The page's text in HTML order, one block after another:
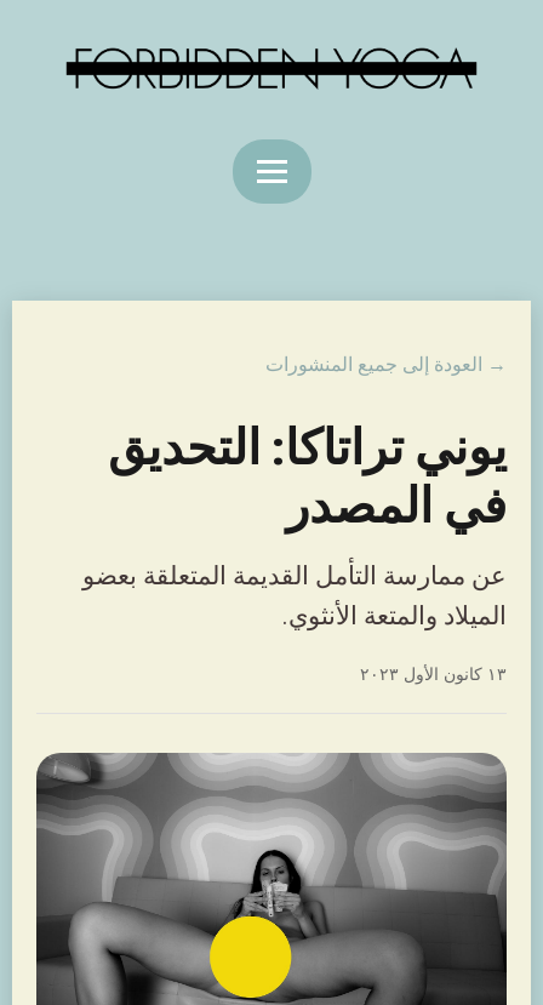
→ العودة إلى جميع المنشورات
يوني تراتاكا: التحديق
في المصدر
عن ممارسة التأمل القديمة المتعلقة بعضو
الميلاد والمتعة الأنثوي.
١٣ كانون الأول ٢٠٢٣